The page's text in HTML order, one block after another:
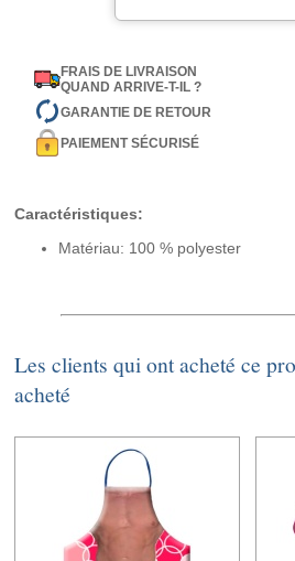
FRAIS DE LIVRAISON
QUAND ARRIVE-T-IL ?
GARANTIE DE RETOUR
PAIEMENT SÉCURISÉ
Caractéristiques:
Matériau: 100 % polyester
Les clients qui ont acheté ce
acheté